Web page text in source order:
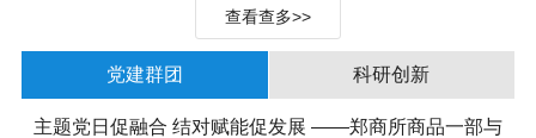
查看查多>>
党建群团 科研创新
主题党日促融合 结对赋能促发展 ——郑商所商品一部与